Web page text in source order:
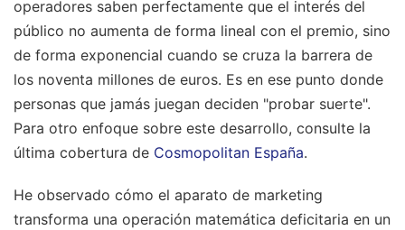
operadores saben perfectamente que el interés del
público no aumenta de forma lineal con el premio, sino
de forma exponencial cuando se cruza la barrera de
los noventa millones de euros. Es en ese punto donde
personas que jamás juegan deciden "probar suerte".
Para otro enfoque sobre este desarrollo, consulte la
última cobertura de Cosmopolitan España.
He observado cómo el aparato de marketing
transforma una operación matemática deficitaria en un